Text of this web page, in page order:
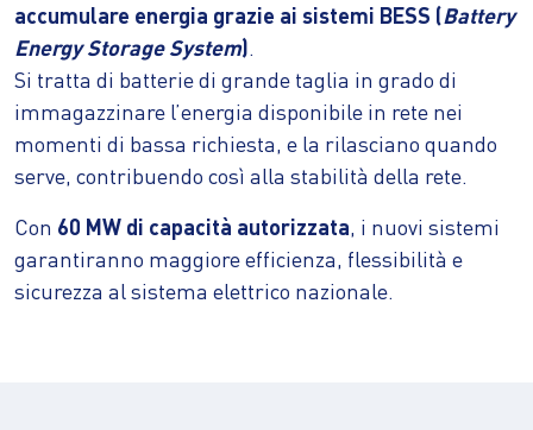
accumulare energia grazie ai sistemi BESS (Battery
Energy Storage System).
Si tratta di batterie di grande taglia in grado di
immagazzinare l’energia disponibile in rete nei
momenti di bassa richiesta, e la rilasciano quando
serve, contribuendo così alla stabilità della rete.
Con 60 MW di capacità autorizzata, i nuovi sistemi
garantiranno maggiore efficienza, flessibilità e
sicurezza al sistema elettrico nazionale.